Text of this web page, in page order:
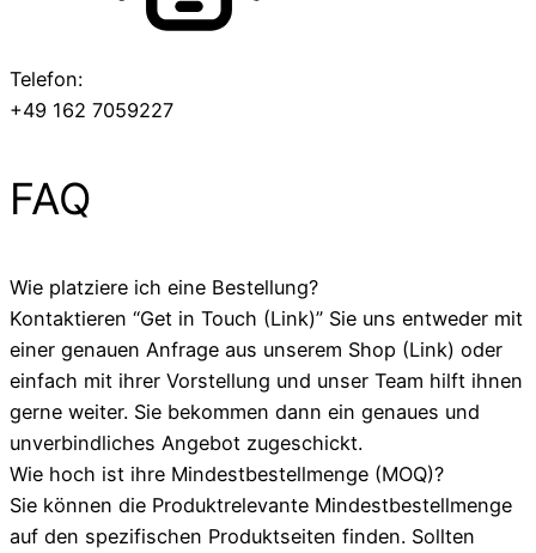
Telefon:
+49 162 7059227
FAQ
Wie platziere ich eine Bestellung?
Kontaktieren “Get in Touch (Link)” Sie uns entweder mit
einer genauen Anfrage aus unserem Shop (Link) oder
einfach mit ihrer Vorstellung und unser Team hilft ihnen
gerne weiter. Sie bekommen dann ein genaues und
unverbindliches Angebot zugeschickt.
Wie hoch ist ihre Mindestbestellmenge (MOQ)?
Sie können die Produktrelevante Mindestbestellmenge
auf den spezifischen Produktseiten finden. Sollten